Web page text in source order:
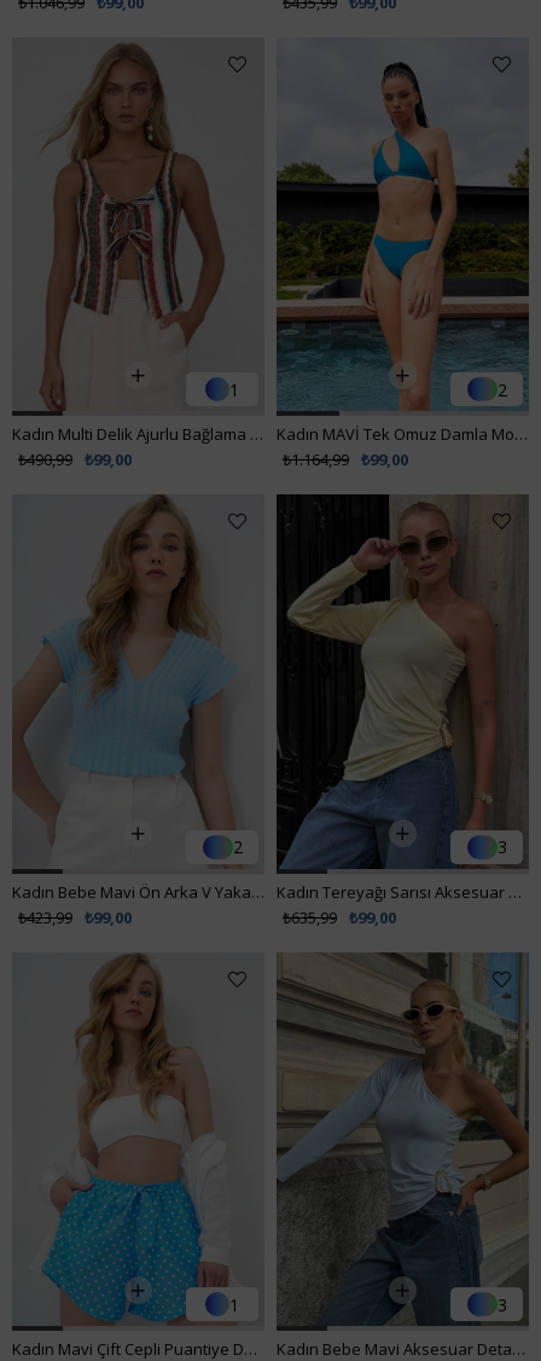
1
Kadın Multi Delik Ajurlu Bağlama Detaylı İçi Astarlı Yelek Bluz ALC-X14171
₺99,00
₺490,99
2
Kadın MAVİ Tek Omuz Damla Model Bikini PRM0916
₺99,00
₺1.164,99
2
Kadın Bebe Mavi Ön Arka V Yaka Ajurlu Yazlık Triko Bluz ALC-X14147
₺99,00
₺423,99
3
Kadın Tereyağı Sarısı Aksesuar Detaylı Asimetrik Kesim Tek Omuz Bluz VS00721
₺99,00
₺635,99
1
Kadın Mavi Çift Cepli Puantiye Desenli Kendinden Bağlamalı Beach Şort ALC-X14136
3
Kadın Bebe Mavi Aksesuar Detaylı Asimetrik Kesim Tek Omuz Bluz VS00721